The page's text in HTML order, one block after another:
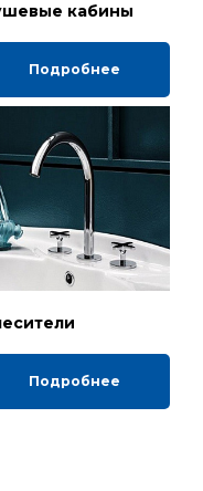
кабины
Подробнее
Подробнее